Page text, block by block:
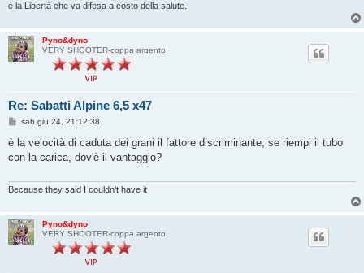
è la Libertà che va difesa a costo della salute.
Pyno&dyno
VERY SHOOTER-coppa argento
Re: Sabatti Alpine 6,5 x47
M
s
a
i
sab giu 24, 21:12:38
è la velocità di caduta dei grani il fattore discriminante, se riempi il tubo
con la carica, dov'è il vantaggio?
Because they said I couldn't have it
Pyno&dyno
VERY SHOOTER-coppa argento